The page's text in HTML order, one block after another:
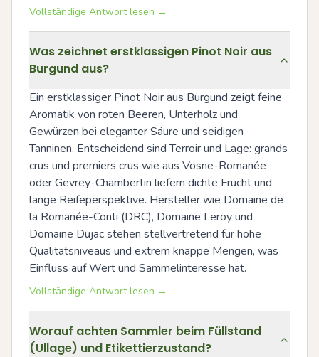
Vollständige Antwort lesen →
Was zeichnet erstklassigen Pinot Noir aus
Burgund aus?
Ein erstklassiger Pinot Noir aus Burgund zeigt feine
Aromatik von roten Beeren, Unterholz und
Gewürzen bei eleganter Säure und seidigen
Tanninen. Entscheidend sind Terroir und Lage: grands
crus und premiers crus wie aus Vosne-Romanée
oder Gevrey-Chambertin liefern dichte Frucht und
lange Reifeperspektive. Hersteller wie Domaine de
la Romanée-Conti (DRC), Domaine Leroy und
Domaine Dujac stehen stellvertretend für hohe
Qualitätsniveaus und extrem knappe Mengen, was
Einfluss auf Wert und Sammelinteresse hat.
Vollständige Antwort lesen →
Worauf achten Sammler beim Füllstand
(Ullage) und Etikettierzustand?